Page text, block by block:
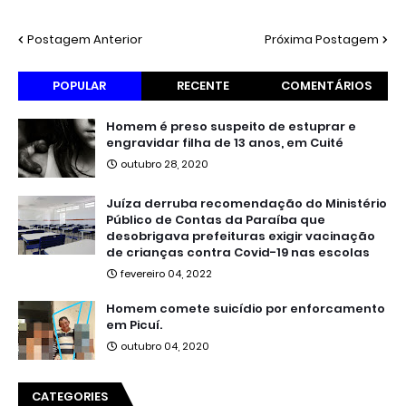
Postagem Anterior Próxima Postagem
POPULAR RECENTE COMENTÁRIOS
Homem é preso suspeito de estuprar e
engravidar filha de 13 anos, em Cuité
outubro 28, 2020
Juíza derruba recomendação do Ministério
Público de Contas da Paraíba que
desobrigava prefeituras exigir vacinação
de crianças contra Covid-19 nas escolas
fevereiro 04, 2022
Homem comete suicídio por enforcamento
em Picuí.
outubro 04, 2020
CATEGORIES